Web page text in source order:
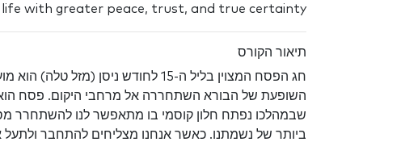
with greater peace, trust, and true certainty.
תיאור הקורס
חג הפסח המצוין בליל ה-15 לחודש
השופעת של הבורא השתחררה אל מרחבי היקום. פסח
שבמהלכו נפתח חלון קוסמי בו מתאפשר לנו להשתחרר
ביותר של נשמתנו. כאשר אנחנו מצליחים להתחבר